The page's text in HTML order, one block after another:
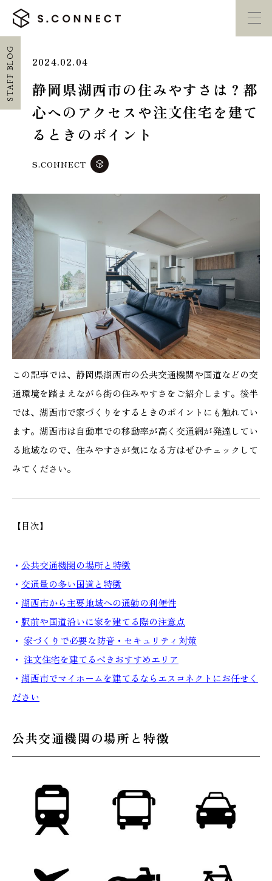
HOME
CONCEPT
エスコネについて
CASE
施工実績
GALLERY
施工ギャラリー
STAFF BLOG
スタッフブログ
COMPANY
会社情報
アクセスマップ
家づくり勉強会 カタログ請求
本社
053-488-5127
10:00〜19:00 水曜定休
053-430-5123
10:00〜19:00 水曜定休
STAFF BLOG 2024.02.04
静岡県湖西市の住みやすさは？都
心へのアクセスや注文住宅を建て
るときのポイント
S.CONNECT
この記事では、静岡県湖西市の公共交通機関や国道などの交
通環境を踏まえながら街の住みやすさをご紹介します。後半
では、湖西市で家づくりをするときのポイントにも触れてい
ます。湖西市は自動車での移動率が高く交通網が発達してい
る地域なので、住みやすさが気になる方はぜひチェックして
みてください。
【目次】
・ 公共交通機関の場所と特徴
・ 交通量の多い国道と特徴
・ 湖西市から主要地域への通勤の利便性
・ 駅前や国道沿いに家を建てる際の注意点
・ 家づくりで必要な防音・セキュリティ対策
・ 注文住宅を建てるべきおすすめエリア
・ 湖西市でマイホームを建てるならエスコネクトにお任せく
ださい
公共交通機関の場所と特徴